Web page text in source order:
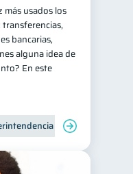
más usados los
bancarias,
alguna idea de
En este
de Bancos